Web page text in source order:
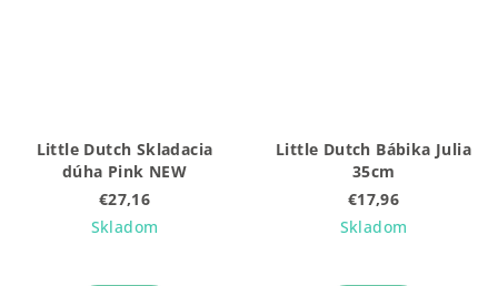
Little Dutch Skladacia
dúha Pink NEW
€27,16
Skladom
Little Dutch Bábika Julia
35cm
€17,96
Skladom